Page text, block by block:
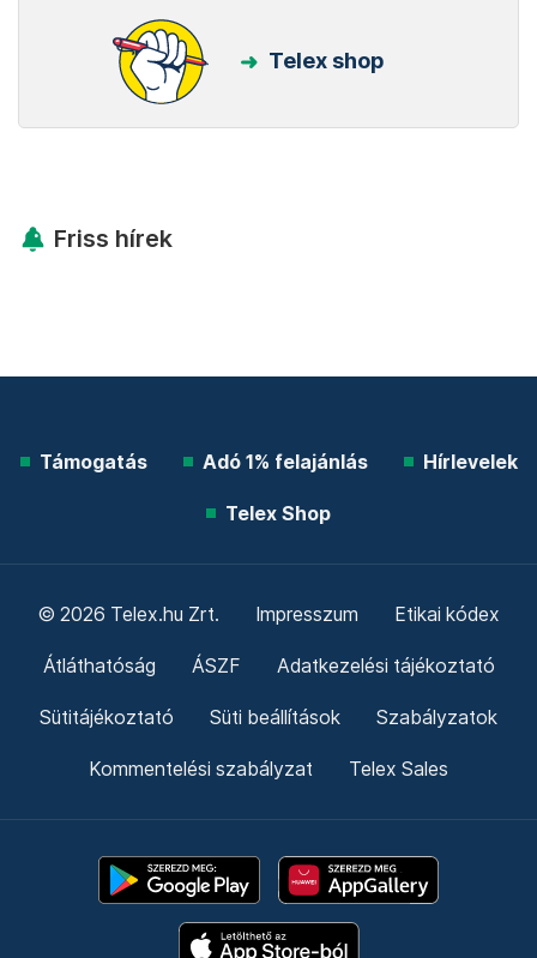
Telex shop
Friss hírek
Támogatás Adó 1% felajánlás Hírlevelek
Telex Shop
© 2026 Telex.hu Zrt. Impresszum Etikai kódex
Átláthatóság ÁSZF Adatkezelési tájékoztató
Sütitájékoztató Süti beállítások Szabályzatok
Kommentelési szabályzat Telex Sales